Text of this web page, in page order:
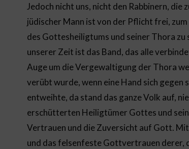
Jedoch nicht uns, nicht den Rabbinern,
jüdischer Mann ist von der Pflicht frei,
des Gottesheiligtums und seiner Thora zu
unserer Zeit ist das Band, das alle
Auge um die Vergewaltigung der Thora
verübt wurde, wenn eine Hand sich
entweihte, da stand das ganze Volk auf,
erschütterten Heiligtümer Gottes und
Vertrauen und die Zuversicht auf Gott.
und das felsenfeste Gottvertrauen derer,